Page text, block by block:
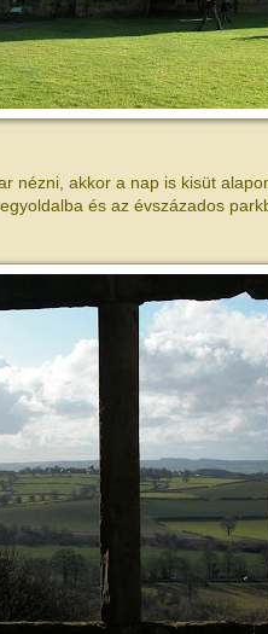
nézni, akkor a nap is kisüt
és az évszázados